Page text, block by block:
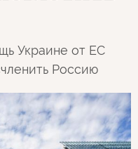
Украине от ЕС
Россию